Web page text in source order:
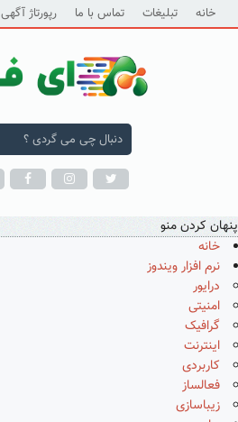
خانه تبلیغات تماس با ما رپورتاژ آگهی
پنهان کردن منو
خانه
نرم افزار ویندوز
درایور
امنیتی
گرافیک
اینترنت
کاربردی
فعالساز
زیباسازی